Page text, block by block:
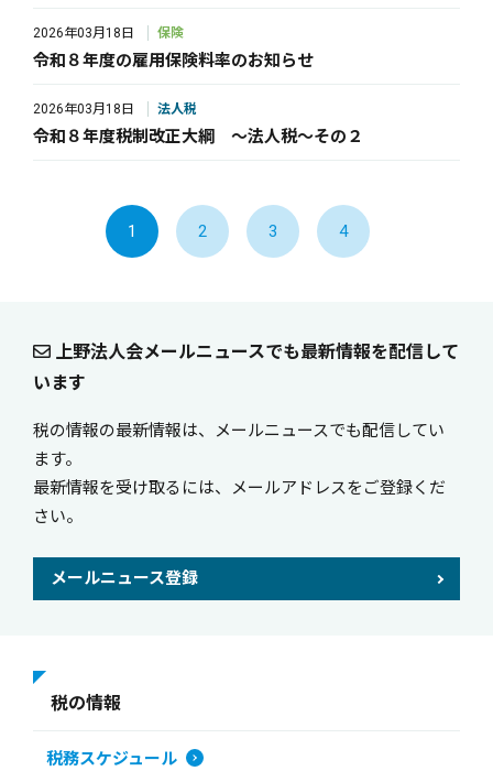
2026年03月18日 保険
令和８年度の雇用保険料率のお知らせ
2026年03月18日 法人税
令和８年度税制改正大綱 ～法人税～その２
1 2 3 4
上野法人会メールニュースでも最新情報を配信して
います
税の情報の最新情報は、メールニュースでも配信してい
ます。
最新情報を受け取るには、メールアドレスをご登録くだ
さい。
メールニュース登録
税の情報
税務スケジュール